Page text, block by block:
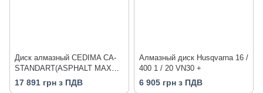
Диск алмазный СEDIMA CA-
STANDART(ASPHALT MAXX)
400х25,4мм
17 891 грн з ПДВ
Алмазный диск Husqvarna 16 /
400 1 / 20 VN30 +
6 905 грн з ПДВ